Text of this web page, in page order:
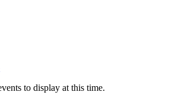
to display at this time.